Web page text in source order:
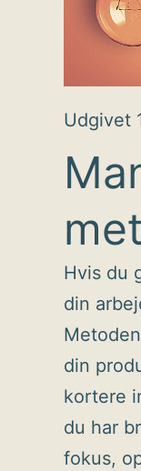
Udgivet
Hvis du
din
din
kortere
du har
fokus,